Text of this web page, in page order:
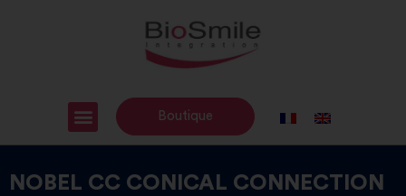
Boutique
NOBEL CC CONICAL CONNECTION